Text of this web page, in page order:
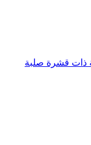
ذات قشرة صلبة